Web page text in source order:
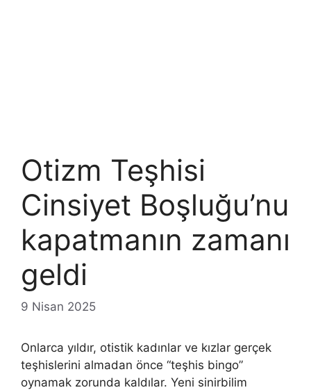
Otizm Teşhisi
Cinsiyet Boşluğu’nu
kapatmanın zamanı
geldi
9 Nisan 2025
Onlarca yıldır, otistik kadınlar ve kızlar gerçek
teşhislerini almadan önce “teşhis bingo”
oynamak zorunda kaldılar. Yeni sinirbilim